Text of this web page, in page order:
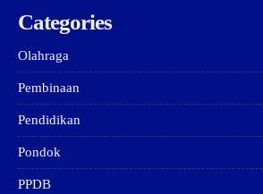
Categories
Olahraga
Pembinaan
Pendidikan
Pondok
PPDB